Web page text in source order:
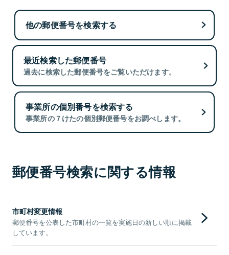
他の郵便番号を検索する
最近検索した郵便番号
過去に検索した郵便番号をご覧いただけます。
事業所の個別番号を検索する
事業所の７けたの個別郵便番号をお調べします。
郵便番号検索に関する情報
市町村変更情報
郵便番号を公表した市町村の一覧を実施日の新しい順に掲載
しています。